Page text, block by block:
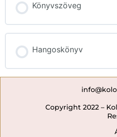
Könyvszöveg
Hangoskönyv
Copyright 2022 –